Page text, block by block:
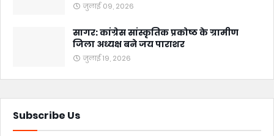
जुलाई 09, 2026
सागर: कांग्रेस सांस्कृतिक प्रकोष्ठ के ग्रामीण
जिला अध्यक्ष बने जय पाराशर
जुलाई 19, 2026
Subscribe Us